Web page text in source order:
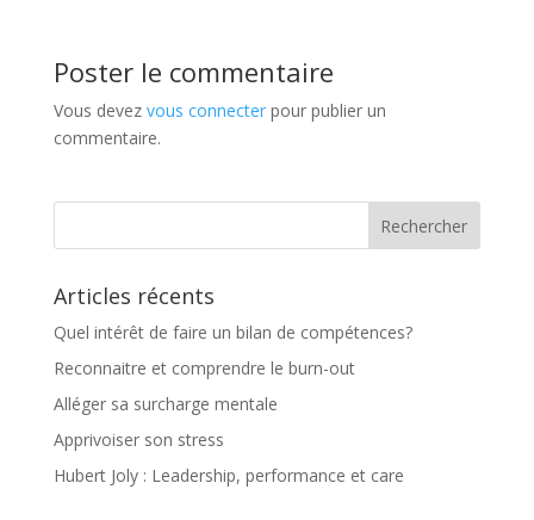
Poster le commentaire
Vous devez vous connecterpour publier un
commentaire.
Articles récents
Quel intérêt de faire un bilan de compétences?
Reconnaitre et comprendre le burn-out
Alléger sa surcharge mentale
Apprivoiser son stress
Hubert Joly : Leadership, performance et care